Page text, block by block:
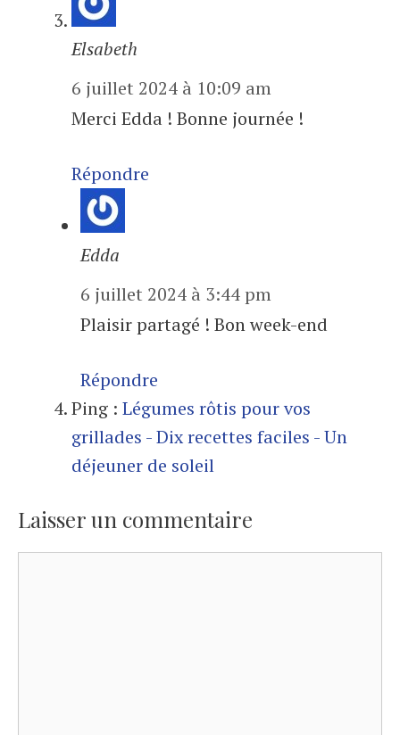
Elsabeth
6 juillet 2024 à 10:09 am
Merci Edda ! Bonne journée !
Répondre
Edda
6 juillet 2024 à 3:44 pm
Plaisir partagé ! Bon week-end
Répondre
Ping : Légumes rôtis pour vos
grillades - Dix recettes faciles - Un
déjeuner de soleil
Laisser un commentaire